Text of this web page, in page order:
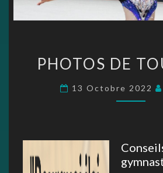
PHOTOS DE
13 Octobre 2022